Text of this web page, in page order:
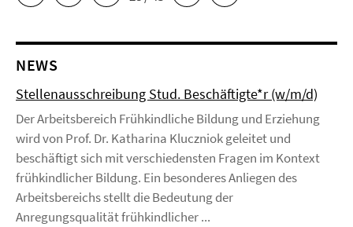
NEWS
Stellenausschreibung Stud. Beschäftigte*r (w/m/d)
Der Arbeitsbereich Frühkindliche Bildung und Erziehung
wird von Prof. Dr. Katharina Kluczniok geleitet und
beschäftigt sich mit verschiedensten Fragen im Kontext
frühkindlicher Bildung. Ein besonderes Anliegen des
Arbeitsbereichs stellt die Bedeutung der
Anregungsqualität frühkindlicher ...